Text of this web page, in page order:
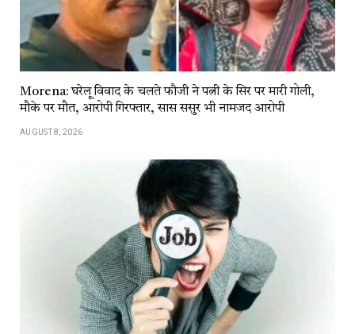
Morena: घरेलू विवाद के चलते फौजी ने पत्नी के सिर पर मारी गोली,
मौके पर मौत, आरोपी गिरफ्तार, सास ससुर भी नामजद आरोपी
AUGUST 8, 2026